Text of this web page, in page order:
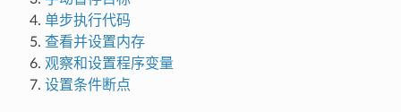
单步执行代码
查看并设置内存
观察和设置程序变量
设置条件断点